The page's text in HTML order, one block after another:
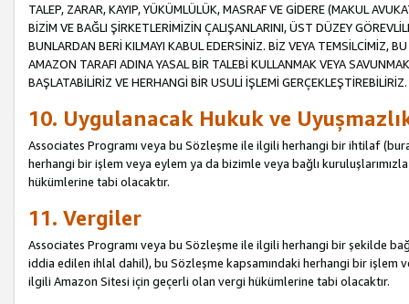
TALEP, ZARAR, KAYIP, YÜKÜMLÜLÜK, MASRAF VE GİDERE (MAKUL
BİZİM VE BAĞLI ŞİRKETLERİMİZİN ÇALIŞANLARINI, ÜST DÜZEY
BUNLARDAN BERİ KILMAYI KABUL EDERSİNİZ. BİZ VEYA TEMSİLCİMİZ,
AMAZON TARAFI ADINA YASAL BİR TALEBİ KULLANMAK VEYA
BAŞLATABİLİRİZ VE HERHANGİ BİR USULİ İŞLEMİ GERÇEKLEŞTİREBİLİRİZ.
10. Uygulanacak Hukuk ve
Associates Programı veya bu Sözleşme ile ilgili herhangi bir ihtilaf
herhangi bir işlem veya eylem ya da bizimle veya bağlı
hükümlerine tabi olacaktır.
11. Vergiler
Associates Programı veya bu Sözleşme ile ilgili herhangi bir şekilde
iddia edilen ihlal dahil), bu Sözleşme kapsamındaki herhangi bir işlem
ilgili Amazon Sitesi için geçerli olan vergi hükümlerine tabi olacaktır.